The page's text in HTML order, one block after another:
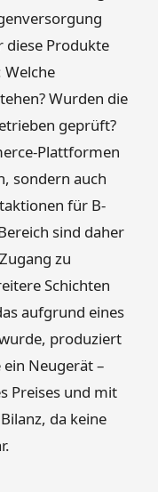
diese Produkte
Welche
Wurden die
geprüft?
Plattformen
sondern auch
für B-
sind daher
zu
Schichten
aufgrund eines
produziert
Neugerät –
Preises und mit
da keine